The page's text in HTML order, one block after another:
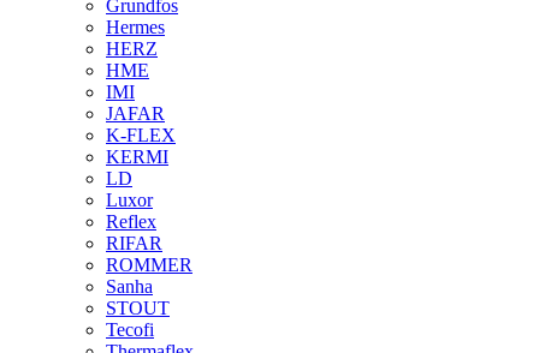
Grundfos
Hermes
HERZ
HME
IMI
JAFAR
K-FLEX
KERMI
LD
Luxor
Reflex
RIFAR
ROMMER
Sanha
STOUT
Tecofi